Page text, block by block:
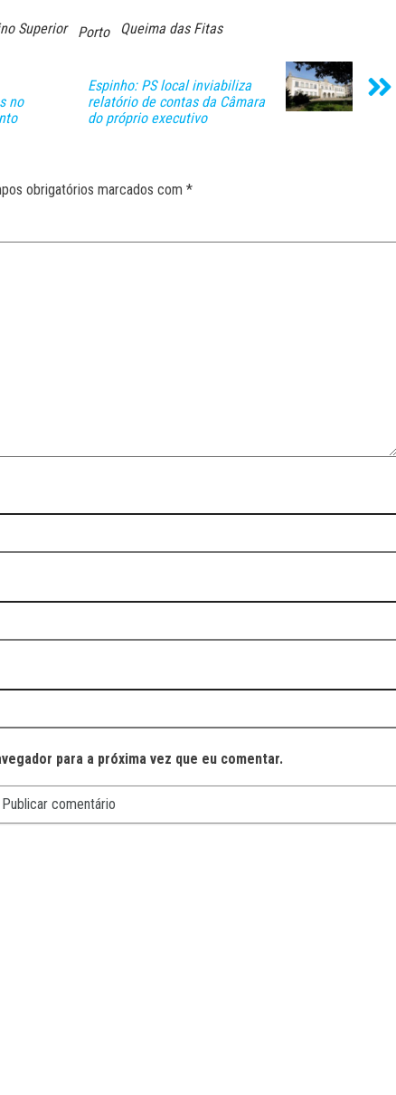
Superior Porto Queima das Fitas
no
Espinho: PS local inviabiliza
relatório de contas da Câmara
do próprio executivo
obrigatórios marcados com *
para a próxima vez que eu comentar.